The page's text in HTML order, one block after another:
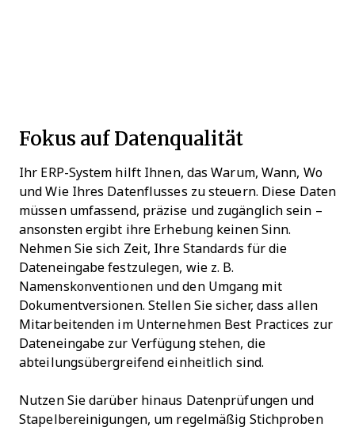
Fokus auf Datenqualität
Ihr ERP-System hilft Ihnen, das Warum, Wann, Wo
und Wie Ihres Datenflusses zu steuern. Diese Daten
müssen umfassend, präzise und zugänglich sein –
ansonsten ergibt ihre Erhebung keinen Sinn.
Nehmen Sie sich Zeit, Ihre Standards für die
Dateneingabe festzulegen, wie z. B.
Namenskonventionen und den Umgang mit
Dokumentversionen. Stellen Sie sicher, dass allen
Mitarbeitenden im Unternehmen Best Practices zur
Dateneingabe zur Verfügung stehen, die
abteilungsübergreifend einheitlich sind.
Nutzen Sie darüber hinaus Datenprüfungen und
Stapelbereinigungen, um regelmäßig Stichproben